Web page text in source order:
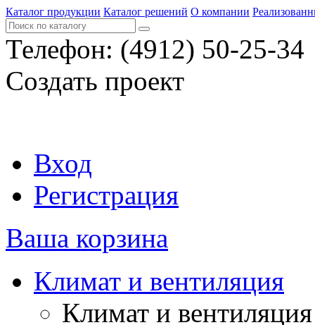
Каталог продукции Каталог решений О компании
Телефон: (4912) 50-25-34
Создать проект
Вход
Регистрация
Ваша корзина
Климат и вентиляция
Климат и вентиляция